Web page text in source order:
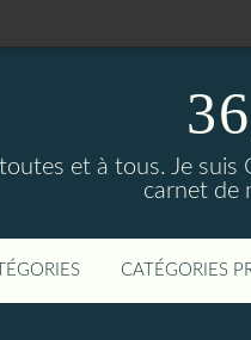
et à tous. Je
carnet de
CATÉGORIES